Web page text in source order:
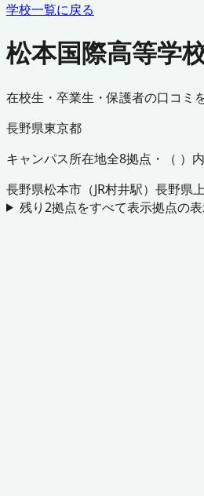
学校一覧に戻る
松本国際高等学
在校生・卒業生・保護者の口コミ
長野県東京都
キャンパス所在地全8拠点・（ ）
長野県松本市 （JR村井駅） 長野県
残り2拠点をすべて表示拠点の